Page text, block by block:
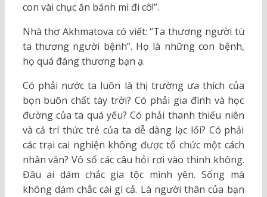
con vài chục ăn bánh mì đi cô!”.
Nhà thơ Akhmatova có viết: “Ta thương người tù
ta thương người bệnh”. Họ là những con bệnh,
họ quá đáng thương bạn ạ.
Có phải nước ta luôn là thị trường ưa thích của
bọn buôn chất tày trời? Có phải gia đình và học
đường của ta quá yếu? Có phải thanh thiếu niên
và cả trí thức trẻ của ta dễ dàng lạc lối? Có phải
các trại cai nghiện không được tổ chức một cách
nhân văn? Vô số các câu hỏi rơi vào thinh không.
Đâu ai dám chắc gia tộc mình yên. Sống mà
không dám chắc cái gì cả. Là người thân của bạn